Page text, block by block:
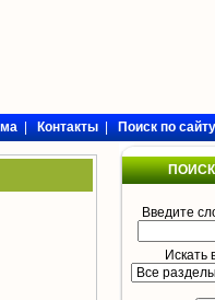
|Контакты|Поиск по сайту
Введите
Искать